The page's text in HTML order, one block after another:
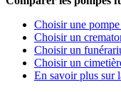
Choisir une
Choisir un
Choisir un
Choisir un
En savoir plus sur